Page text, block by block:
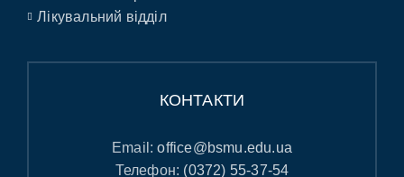
Лікувальний відділ
КОНТАКТИ
Email:office@bsmu.edu.ua
Телефон: (0372) 55-37-54